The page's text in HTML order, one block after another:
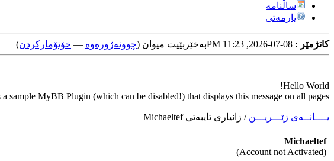
ساڵنامه
یارمه‌تی
کاتژمێر : به‌خێربێیت میوان (چوونه‌ژوره‌وه‌ — خۆتۆمارکردن)
Hello World!
a sample MyBB Plugin (which can be disabled!) that displays this message on all pages.
یــــانــه‌ی زێـــریـــن/ زانیاری تایبه‌تی Michaeltef
Michaeltef
(Account not Activated)